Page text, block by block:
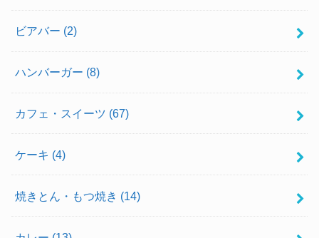
ビアバー (2)
ハンバーガー (8)
カフェ・スイーツ (67)
ケーキ (4)
焼きとん・もつ焼き (14)